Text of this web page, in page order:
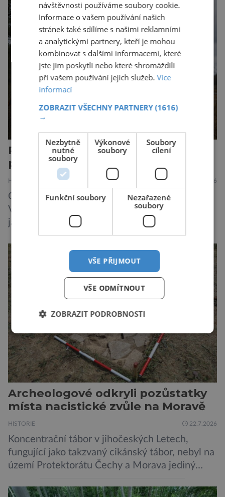
prazvláštní stonožce podobný tvor, který měl
zárodky zbraní typických pro dnešní pavouky.
Pavouci, štíři či klíšťata jsou členovci patřící do
skupiny klepítkatců. Vyznačují se takzvanými
chelicerami, které u nich představují právě […]
Plíživá stopa ionizace: Postihuje i
potomky?
HISTORIE MEDICÍNA 23.7.2026
Odpověď na otázku v titulku není jednoznačná.
Výbuch atomové bomby v Hirošimě i pozdější
jaderné katastrofy způsobené člověkem sice
ukázaly, že silné dávky ionizace zabíjejí a že
slabší a dlouhodobé záření poškozuje DNA.
Přesto není stále zcela jasné, nakolik se mutace
vzniklé ozářením přenášejí na potomstvo. Před
pěti lety, těsně před 35. výročím výbuchu
Černobylské jaderné elektrárny, […]
Archeologové odkryli pozůstatky
místa nacistické zvůle na Moravě
HISTORIE 22.7.2026
Koncentrační tábor v jihočeských Letech,
fungující jako takzvaný cikánský tábor, nebyl na
území Protektorátu Čechy a Morava jediný
v Hodoníně u Kunštátu. Jeho pozůstatky byly
návštěvnosti používáme soubory cookie.
Informace o vašem používání našich
stránek také sdílíme s našimi reklamními
a analytickými partnery, kteří je mohou
kombinovat s dalšími informacemi, které
jste jim poskytli nebo které shromáždili
při vašem používání jejich služeb.Více
informací
ZOBRAZIT VŠECHNY PARTNERY(1616)
→
Nezbytně
nutné
soubory
Výkonové
soubory
Soubory
cílení
Funkční soubory
Nezařazené
soubory
VŠE PŘIJMOUT
VŠE ODMÍTNOUT
ZOBRAZIT PODROBNOSTI